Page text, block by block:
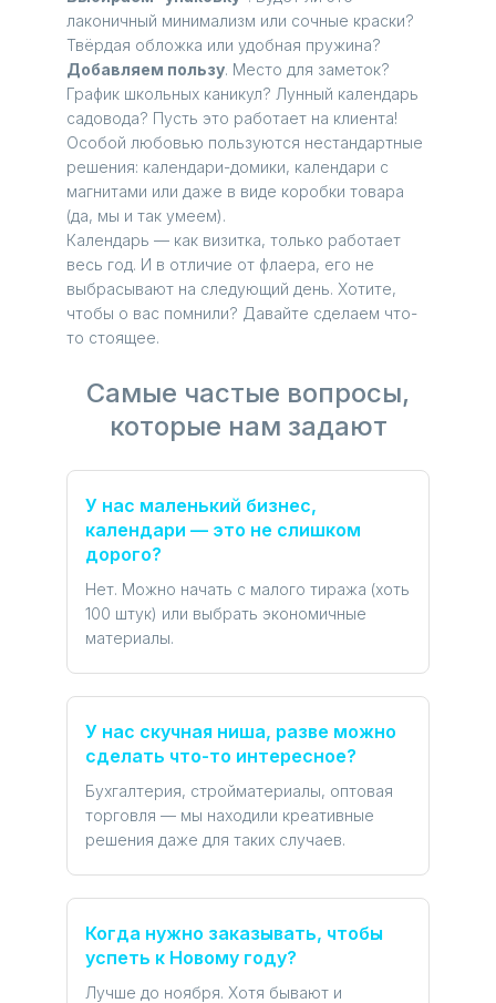
лаконичный минимализм или сочные краски?
Твёрдая обложка или удобная пружина?
Добавляем пользу. Место для заметок?
График школьных каникул? Лунный календарь
садовода? Пусть это работает на клиента!
Особой любовью пользуются нестандартные
решения: календари-домики, календари с
магнитами или даже в виде коробки товара
(да, мы и так умеем).
Календарь — как визитка, только работает
весь год. И в отличие от флаера, его не
выбрасывают на следующий день. Хотите,
чтобы о вас помнили? Давайте сделаем что-
то стоящее.
Самые частые вопросы,
которые нам задают
У нас маленький бизнес,
календари — это не слишком
дорого?
Нет. Можно начать с малого тиража (хоть
100 штук) или выбрать экономичные
материалы.
У нас скучная ниша, разве можно
сделать что-то интересное?
Бухгалтерия, стройматериалы, оптовая
торговля — мы находили креативные
решения даже для таких случаев.
Когда нужно заказывать, чтобы
успеть к Новому году?
Лучше до ноября. Хотя бывают и